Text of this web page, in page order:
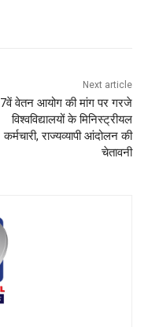
Next article
7वें वेतन आयोग की मांग पर गरजे
विश्वविद्यालयों के मिनिस्ट्रीयल
कर्मचारी, राज्यव्यापी आंदोलन की
चेतावनी